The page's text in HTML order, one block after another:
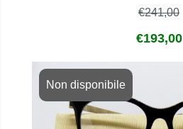
€241,00
€193,00
Non disponibile